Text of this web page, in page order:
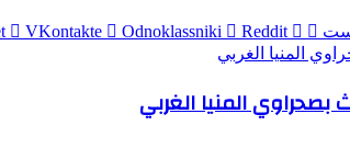
Odnoklassniki